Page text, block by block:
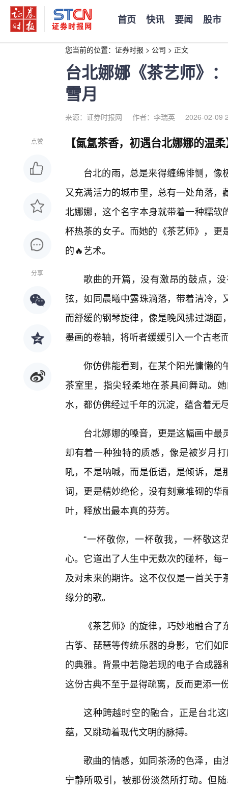
首页 快讯 要闻 股市
您当前的位置： 证券时报 > 公司 > 正文
台北娜娜《茶艺师》
雪月
来源：证券时报网 作者：李瑞英 2026-02-09
点赞
分享
【氤氲茶香，初遇台北娜娜的温
台北的雨，总是来得缠绵悱恻，
又充满活力的城市里，总有一处角落
北娜娜，这个名字本身就带着一种糯
杯热茶的女子。而她的《茶艺师》，
的🔥艺术。
歌曲的开篇，没有激昂的鼓点，
弦，如同晨曦中露珠滴落，带着清冷
而舒缓的钢琴旋律，像是晚风拂过湖
墨画的卷轴，将听者缓缓引入一个古老
你仿佛能看到，在某个阳光慵懒的
茶室里，指尖轻柔地在茶具间舞动。
水，都仿佛经过千年的沉淀，蕴含着无
台北娜娜的嗓音，更是这幅画中
却有着一种独特的质感，像是被岁月
吼，不是呐喊，而是低语，是倾诉，
词，更是精妙绝伦，没有刻意堆砌的
叶，释放出最本真的芬芳。
“一杯敬你，一杯敬我，一杯敬这
心。它道出了人生中无数次的碰杯，
及对未来的期许。这不仅仅是一首关
缘分的歌。
《茶艺师》的旋律，巧妙地融合
古筝、琵琶等传统乐器的身影，它们
的典雅。背景中若隐若现的电子合成
这份古典不至于显得疏离，反而更添一
这种跨越时空的融合，正是台北
蕴，又跳动着现代文明的脉搏。
歌曲的情感，如同茶汤的色泽，由
宁静所吸引，被那份淡然所打动。但